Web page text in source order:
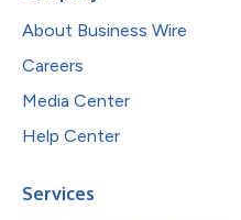
About Business Wire
Careers
Media Center
Help Center
Services